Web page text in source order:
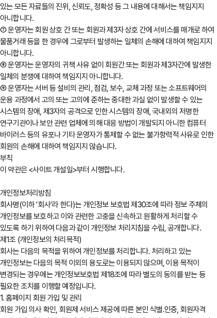
있는 모든 자료들의 진위, 신뢰도, 정확성 등 그 내용에 대해서는 책임지지
아니합니다.
⑦ 운영자는 회원 상호 간 또는 회원과 제3자 상호 간에 서비스를 매개로 하여
물품거래 등을 한 경우에 그로부터 발생하는 일체의 손해에 대하여 책임지지
아니합니다.
⑧ 운영자는 운영자의 귀책 사유 없이 회원간 또는 회원과 제3자간에 발생한
일체의 분쟁에 대하여 책임지지 아니합니다.
⑨ 운영자는 서버 등 설비의 관리, 점검, 보수, 교체 과정 또는 소프트웨어의
운용 과정에서 고의 또는 고의에 준하는 중대한 과실 없이 발생할 수 있는
시스템의 장애, 제3자의 공격으로 인한 시스템의 장애, 국내외의 저명한
연구기관이나 보안 관련 업체에 의해 대응 방법이 개발되지 아니한 컴퓨터
바이러스 등의 유포나 기타 운영자가 통제할 수 없는 불가항력적 사유로 인한
회원의 손해에 대하여 책임지지 않습니다.
부칙
이 약관은 <사이트 개설일>부터 시행합니다.
개인정보처리방침
회사명(이하 ‘회사’라 한다)는 개인정보 보호법 제30조에 따라 정보 주체의
개인정보를 보호하고 이와 관련한 고충을 신속하고 원활하게 처리할 수
있도록 하기 위하여 다음과 같이 개인정보 처리지침을 수립, 공개합니다.
제1조 (개인정보의 처리목적)
회사는 다음의 목적을 위하여 개인정보를 처리합니다. 처리하고 있는
개인정보는 다음의 목적 이외의 용도로는 이용되지 않으며, 이용 목적이
변경되는 경우에는 개인정보보호법 제18조에 따라 별도의 동의를 받는 등
필요한 조치를 이행할 예정입니다.
1. 홈페이지 회원 가입 및 관리
회원 가입 의사 확인, 회원제 서비스 제공에 따른 본인 식별․인증, 회원자격